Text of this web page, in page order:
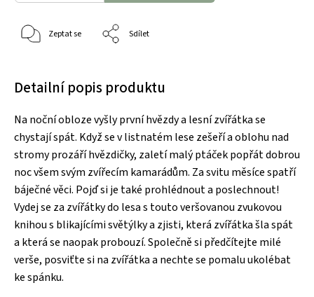
Zeptat se Sdílet
Detailní popis produktu
Na noční obloze vyšly první hvězdy a lesní zvířátka se
chystají spát. Když se v listnatém lese zešeří a oblohu nad
stromy prozáří hvězdičky, zaletí malý ptáček popřát dobrou
noc všem svým zvířecím kamarádům. Za svitu měsíce spatří
báječné věci. Pojď si je také prohlédnout a poslechnout!
Vydej se za zvířátky do lesa s touto veršovanou zvukovou
knihou s blikajícími světýlky a zjisti, která zvířátka šla spát
a která se naopak probouzí. Společně si předčítejte milé
verše, posviťte si na zvířátka a nechte se pomalu ukolébat
ke spánku.